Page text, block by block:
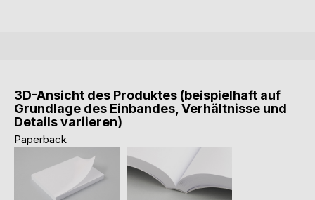
3D-Ansicht des Produktes (beispielhaft auf
Grundlage des Einbandes, Verhältnisse und
Details variieren)
Paperback